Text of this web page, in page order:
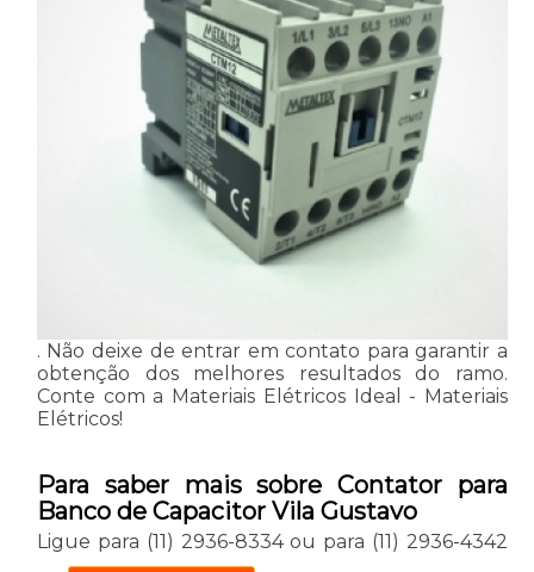
. Não deixe de entrar em contato para garantir a
obtenção dos melhores resultados do ramo.
Conte com a Materiais Elétricos Ideal - Materiais
Elétricos!
Para saber mais sobre Contator para
Banco de Capacitor Vila Gustavo
Ligue para (11) 2936-8334ou para (11) 2936-4342